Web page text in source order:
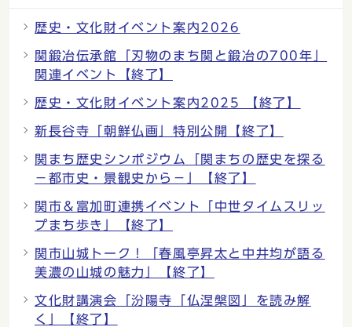
歴史・文化財イベント案内2026
関鍛冶伝承館「刃物のまち関と鍛冶の700年」
関連イベント【終了】
歴史・文化財イベント案内2025 【終了】
新長谷寺「朝鮮仏画」特別公開【終了】
関まち歴史シンポジウム「関まちの歴史を探る
−都市史・景観史から−」【終了】
関市＆富加町連携イベント「中世タイムスリッ
プまち歩き」【終了】
関市山城トーク！「春風亭昇太と中井均が語る
美濃の山城の魅力」【終了】
文化財講演会「汾陽寺「仏涅槃図」を読み解
く」【終了】